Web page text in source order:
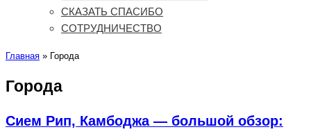
СКАЗАТЬ СПАСИБО
СОТРУДНИЧЕСТВО
Главная » Города
Города
Сием Рип, Камбоджа — большой обзор: